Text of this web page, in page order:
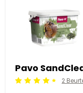
Beoordeling: 4.5/5